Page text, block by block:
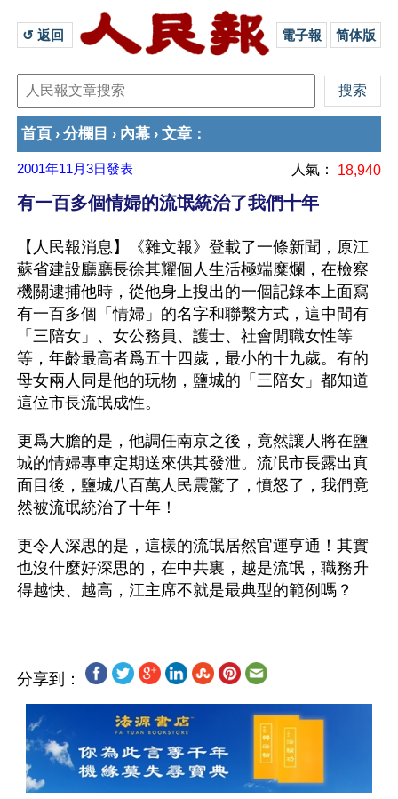
↺ 返回 電子報 简体版
首頁 › 分欄目 › 內幕 › 文章 ：
2001年11月3日發表 人氣： 18,940
有一百多個情婦的流氓統治了我們十年
【人民報消息】《雜文報》登載了一條新聞，原江
蘇省建設廳廳長徐其耀個人生活極端糜爛，在檢察
機關逮捕他時，從他身上搜出的一個記錄本上面寫
有一百多個「情婦」的名字和聯繫方式，這中間有
「三陪女」、女公務員、護士、社會閒職女性等
等，年齡最高者爲五十四歲，最小的十九歲。有的
母女兩人同是他的玩物，鹽城的「三陪女」都知道
這位市長流氓成性。
更爲大膽的是，他調任南京之後，竟然讓人將在鹽
城的情婦專車定期送來供其發泄。流氓市長露出真
面目後，鹽城八百萬人民震驚了，憤怒了，我們竟
然被流氓統治了十年！
更令人深思的是，這樣的流氓居然官運亨通！其實
也沒什麼好深思的，在中共裏，越是流氓，職務升
分享到：